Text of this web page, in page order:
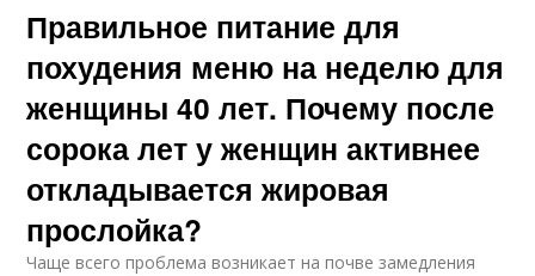
Правильное питание для
похудения меню на неделю для
женщины 40 лет. Почему после
сорока лет у женщин активнее
откладывается жировая
прослойка?
Чаще всего проблема возникает на почве замедления